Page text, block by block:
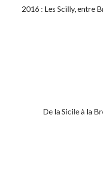
2016 : Les Scilly, entre
De la Sicile à la